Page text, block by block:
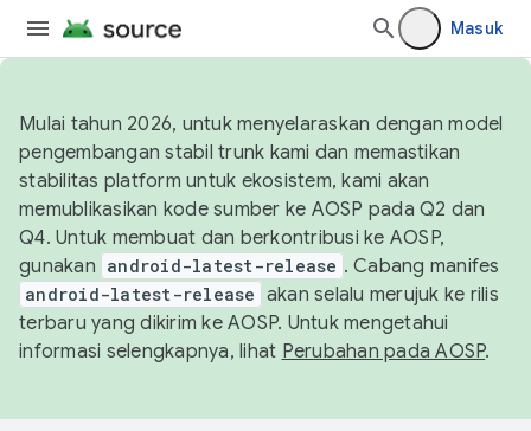
Masuk
Mulai tahun 2026, untuk menyelaraskan dengan model
pengembangan stabil trunk kami dan memastikan
stabilitas platform untuk ekosistem, kami akan
memublikasikan kode sumber ke AOSP pada Q2 dan
Q4. Untuk membuat dan berkontribusi ke AOSP,
gunakan android-latest-release . Cabang manifes
android-latest-release akan selalu merujuk ke rilis
terbaru yang dikirim ke AOSP. Untuk mengetahui
informasi selengkapnya, lihat Perubahan pada AOSP.